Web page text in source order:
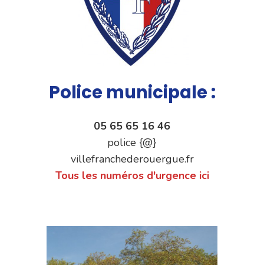
Police municipale :
05 65 65 16 46
police {@}
villefranchederouergue.fr
Tous les numéros d'urgence ici